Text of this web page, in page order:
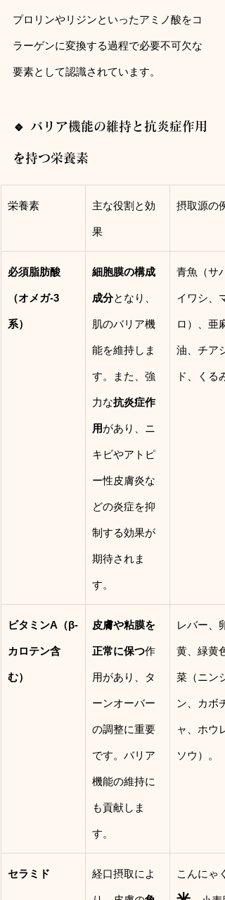
プロリンやリジンといったアミノ酸をコ
ラーゲンに変換する過程で必要不可欠な
要素として認識されています。
🔹 バリア機能の維持と抗炎症作用
を持つ栄養素
栄養素 主な役割と効
果
摂取源の例
必須脂肪酸
（オメガ-3
系）
細胞膜の構成
成分となり、
肌のバリア機
能を維持しま
す。また、強
力な抗炎症作
用があり、ニ
キビやアトピ
ー性皮膚炎な
どの炎症を抑
制する効果が
期待されま
す。
青魚（サ
イワシ、
ロ）、亜
油、チア
ド、くる
ビタミンA（β-
カロテン含
む）
皮膚や粘膜を
正常に保つ作
用があり、タ
ーンオーバー
の調整に重要
です。バリア
機能の維持に
も貢献しま
す。
レバー、卵
黄、緑黄
菜（ニンジ
ン、カボチ
ャ、ホウ
ソウ）。
セラミド 経口摂取によ こんにゃ